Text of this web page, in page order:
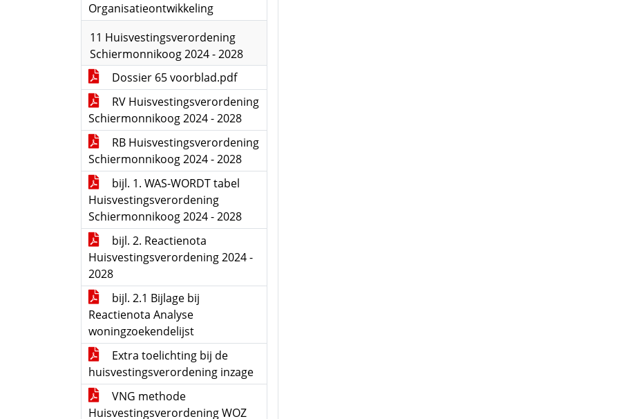
Organisatieontwikkeling
11 Huisvestingsverordening
Schiermonnikoog 2024 - 2028
Dossier 65 voorblad.pdf
RV Huisvestingsverordening
Schiermonnikoog 2024 - 2028
RB Huisvestingsverordening
Schiermonnikoog 2024 - 2028
bijl. 1. WAS-WORDT tabel
Huisvestingsverordening
Schiermonnikoog 2024 - 2028
bijl. 2. Reactienota
Huisvestingsverordening 2024 -
2028
bijl. 2.1 Bijlage bij
Reactienota Analyse
woningzoekendelijst
Extra toelichting bij de
huisvestingsverordening inzage
VNG methode
Huisvestingsverordening WOZ